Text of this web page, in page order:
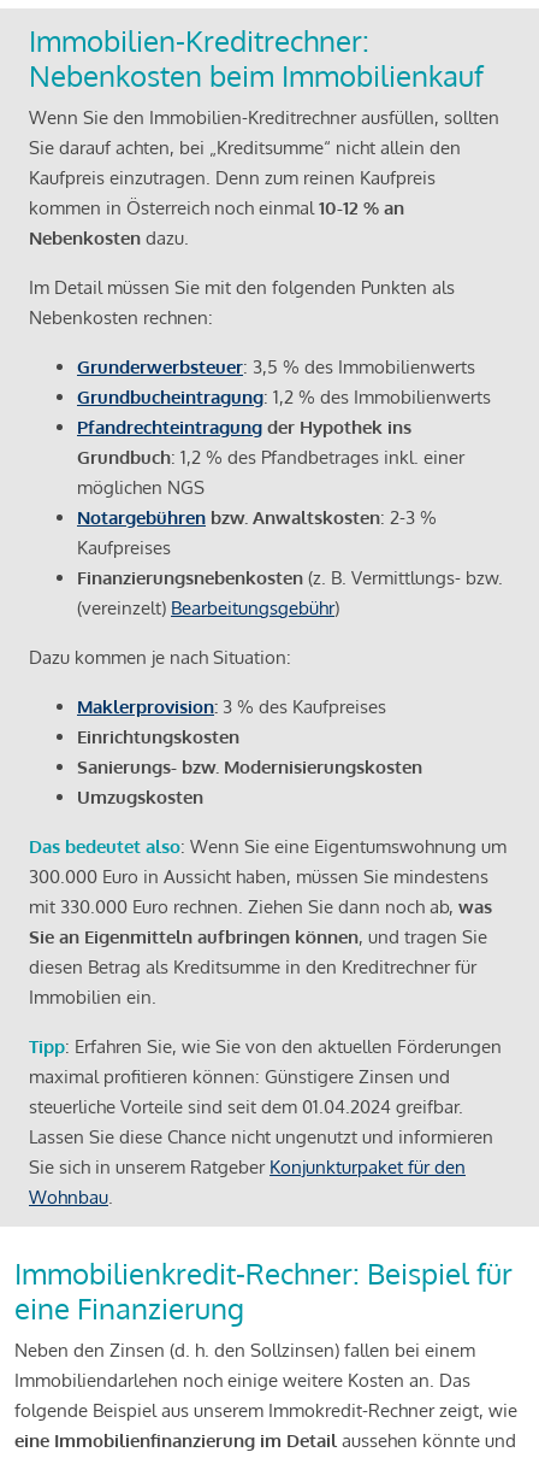
Immobilien-Kreditrechner:
Nebenkosten beim Immobilienkauf
Wenn Sie den Immobilien-Kreditrechner ausfüllen, sollten
Sie darauf achten, bei „Kreditsumme“ nicht allein den
Kaufpreis einzutragen. Denn zum reinen Kaufpreis
kommen in Österreich noch einmal10-12 % an
Nebenkosten dazu.
Im Detail müssen Sie mit den folgenden Punkten als
Nebenkosten rechnen:
Grunderwerbsteuer: 3,5 % des Immobilienwerts
Grundbucheintragung: 1,2 % des Immobilienwerts
Pfandrechteintragung der Hypothek ins
Grundbuch: 1,2 % des Pfandbetrages inkl. einer
möglichen NGS
Notargebühren bzw. Anwaltskosten: 2-3 %
Kaufpreises
Finanzierungsnebenkosten (z. B. Vermittlungs- bzw.
(vereinzelt) Bearbeitungsgebühr)
Dazu kommen je nach Situation:
Maklerprovision: 3 % des Kaufpreises
Einrichtungskosten
Sanierungs- bzw. Modernisierungskosten
Umzugskosten
Das bedeutet also: Wenn Sie eine Eigentumswohnung um
300.000 Euro in Aussicht haben, müssen Sie mindestens
mit 330.000 Euro rechnen. Ziehen Sie dann noch ab, was
Sie an Eigenmitteln aufbringen können, und tragen Sie
diesen Betrag als Kreditsumme in den Kreditrechner für
Immobilien ein.
Tipp: Erfahren Sie, wie Sie von den aktuellen Förderungen
maximal profitieren können: Günstigere Zinsen und
steuerliche Vorteile sind seit dem 01.04.2024 greifbar.
Lassen Sie diese Chance nicht ungenutzt und informieren
Sie sich in unserem Ratgeber Konjunkturpaket für den
Wohnbau.
Immobilienkredit-Rechner: Beispiel für
eine Finanzierung
Neben den Zinsen (d. h. den Sollzinsen) fallen bei einem
Immobiliendarlehen noch einige weitere Kosten an. Das
folgende Beispiel aus unserem Immokredit-Rechner zeigt, wie
eine Immobilienfinanzierung im Detail aussehen könnte und